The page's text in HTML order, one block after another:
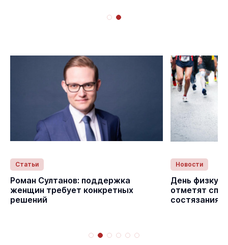
Статьи
Роман Султанов: поддержка
женщин требует конкретных
решений
Новости
День
отметят